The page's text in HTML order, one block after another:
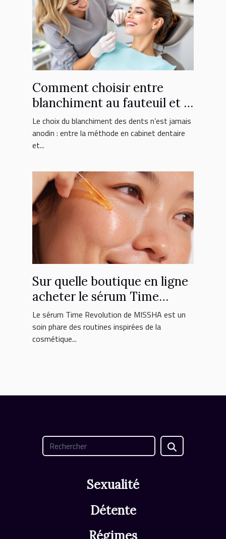
Comment choisir entre
blanchiment au fauteuil et à
domicile ?
Le choix du blanchiment des dents n’est jamais
anodin : entre la méthode en cabinet dentaire
et...
Sur quelle boutique en ligne
acheter le sérum Time
Revolution MISSHA ?
Le sérum Time Revolution de MISSHA est un
soin phare des routines inspirées de la
cosmétique...
Sexualité
Détente
Régimes